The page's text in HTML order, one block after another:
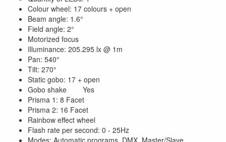
Colour wheel: 17 colours + open
Beam angle: 1.6°
Field angle: 2°
Motorized focus
Illuminance: 205.295 lx @ 1m
Pan: 540°
Tilt: 270°
Static gobo: 17 + open
Gobo shake Yes
Prisma 1: 8 Facet
Prisma 2: 16 Facet
Rainbow effect wheel
Flash rate per second: 0 - 25Hz
Modes: Automatic programs, DMX, Master/Slave